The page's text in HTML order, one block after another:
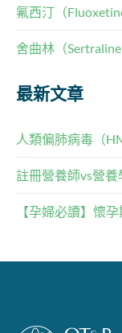
氟西汀（
舍曲林（Sertraline
最新文章
人類偏肺病毒（
註冊營養師vs營
【孕婦必讀】懷